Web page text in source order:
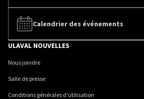
Calendrier des événements
ULAVAL NOUVELLES
Nous joindre
Salle de presse
Conditions générales d'utilisation